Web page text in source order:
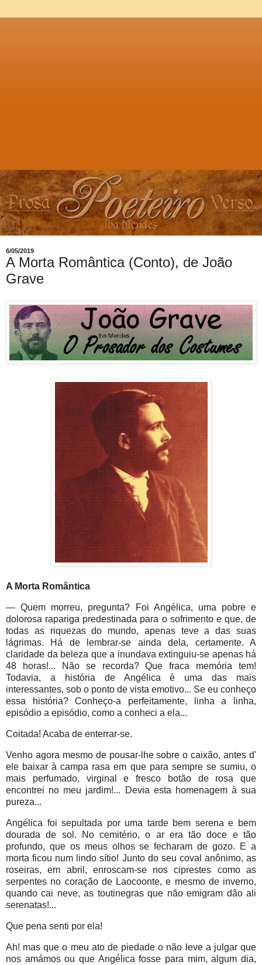
6/05/2019
A Morta Romântica (Conto), de João
Grave
A Morta Romântica
— Quem morreu, pregunta? Foi Angélica, uma pobre e
dolorosa rapariga predestinada para o sofrimento e que, de
todas as riquezas do mundo, apenas teve a das suas
lágrimas. Há de lembrar-se ainda dela, certamente. A
claridade da beleza que a inundava extinguiu-se apenas há
48 horas!... Não se recorda? Que fraca memória tem!
Todavia, a história de Angélica é uma das mais
interessantes, sob o ponto de vista emotivo... Se eu conheço
essa história? Conheço-a perfeitamente, linha a linha,
episódio a episódio, como a conheci a ela...
Coitada! Acaba de enterrar-se.
Venho agora mesmo de pousar-lhe sobre o caixão, antes d'
ele baixar à campa rasa em que para sempre se sumiu, o
mais perfumado, virginal e fresco botão de rosa que
encontrei no meu jardim!... Devia esta homenagem à sua
pureza...
Angélica foi sepultada por uma tarde bem serena e bem
dourada de sol. No cemitério, o ar era tão doce e tão
profundo, que os meus olhos se fecharam de gozo. E a
morta ficou num lindo sítio! Junto do seu coval anônimo, as
roseiras, em abril, enroscam-se nos ciprestes como as
serpentes no coração de Laocoonte, e mesmo de inverno,
quando cai neve, as toutinegras que não emigram dão ali
serenatas!...
Que pena senti por ela!
Ah! mas que o meu ato de piedade o não leve a julgar que
nos amámos ou que Angélica fosse para mim, algum dia,